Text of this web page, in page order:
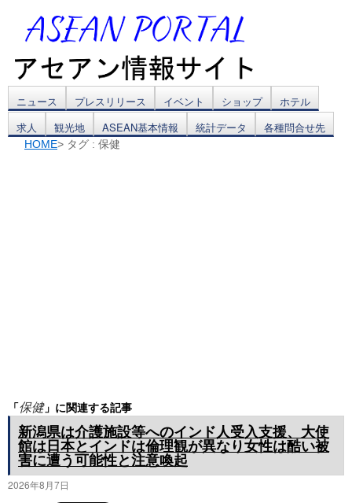
コ
ン
ニュース プレスリリース イベント ショップ
ホテル
求人
観光地 ASEAN基本情報 統計データ 各種問合せ先
HOME> タグ : 保健
「保健」に関連する記事
新潟県は介護施設等へのインド人受入支援、大使
館は日本とインドは倫理観が異なり女性は酷い被
害に遭う可能性と注意喚起
2026年8月7日